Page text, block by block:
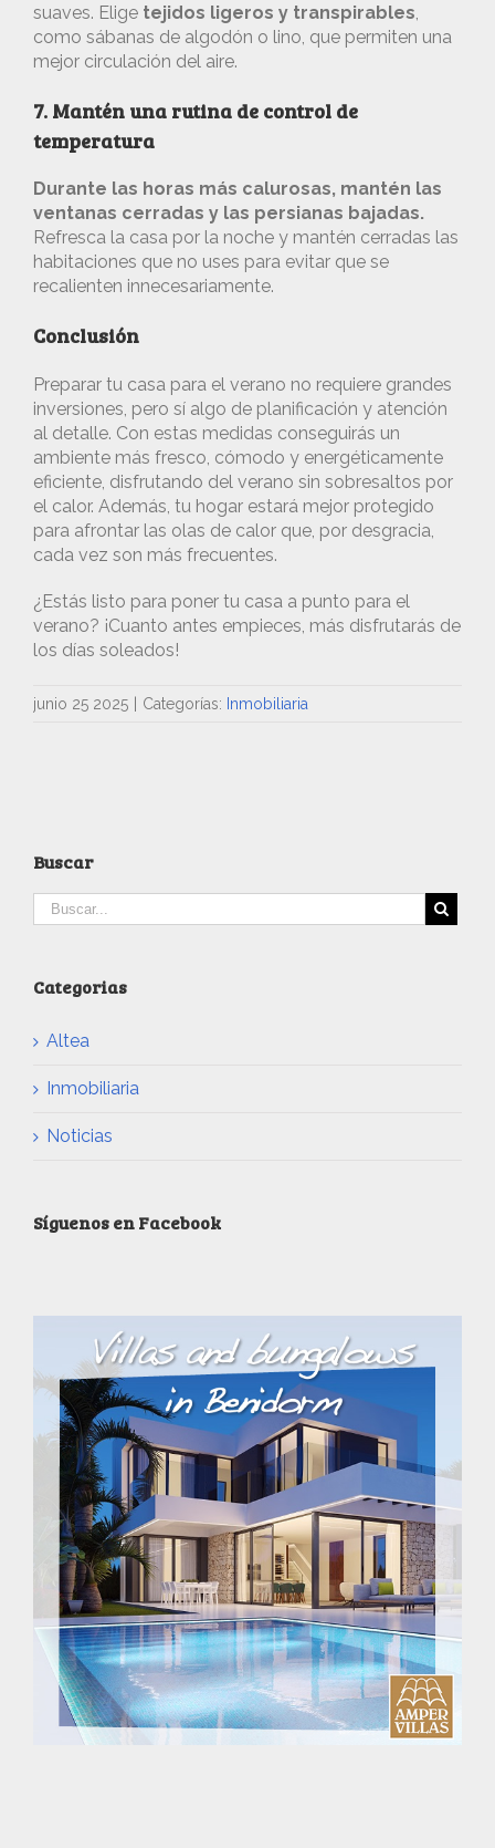
suaves. Elige tejidos ligeros y transpirables
como sábanas de algodón o lino, que permiten una
mejor circulación del aire.
7. Mantén una rutina de control de
temperatura
Durante las horas más calurosas, mantén las
ventanas cerradas y las persianas bajadas.
Refresca la casa por la noche y mantén cerradas las
habitaciones que no uses para evitar que se
recalienten innecesariamente.
Conclusión
Preparar tu casa para el verano no requiere grandes
inversiones, pero sí algo de planificación y atención
al detalle. Con estas medidas conseguirás un
ambiente más fresco, cómodo y energéticamente
eficiente, disfrutando del verano sin sobresaltos por
el calor. Además, tu hogar estará mejor protegido
para afrontar las olas de calor que, por desgracia,
cada vez son más frecuentes.
¿Estás listo para poner tu casa a punto para el
verano? ¡Cuanto antes empieces, más disfrutarás de
los días soleados!
junio 25 2025 Categorías: Inmobiliaria
Buscar
Categorias
Altea
Inmobiliaria
Noticias
Síguenos en Facebook